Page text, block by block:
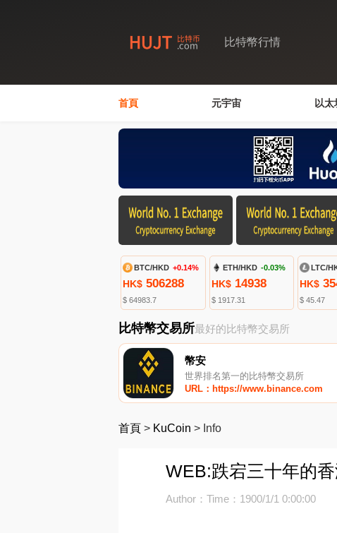
比特幣行情
首頁 元宇宙 以
BTC/HKD +0.14%
HK$ 506288
$ 64983.7
ETH/HKD -0.03%
HK$14938
$ 1917.31
LTC/
HK$
$ 45.47
比特幣交易所最好的比特幣交易所
幣安
世界排名第一的比特幣交易所
URL：https://www.binance.com
首頁 > KuCoin > Info
WEB:跌宕三十年的
Author：Time：1900/1/1 0:00:00